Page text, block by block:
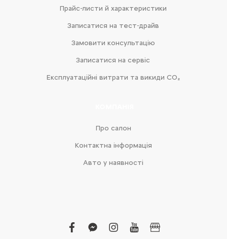
Прайс-листи й характеристики
Записатися на тест-драйв
Замовити консультацію
Записатися на сервіс
Експлуатаційні витрати та викиди CO₂
Про салон
Контактна інформація
Авто у наявності
facebook
facebook-
instagram
youtubebusiness